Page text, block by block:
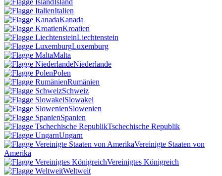
Island
Italien
Kanada
Kroatien
Liechtenstein
Luxemburg
Malta
Niederlande
Polen
Rumänien
Schweiz
Slowakei
Slowenien
Spanien
Tschechische Republik
Ungarn
Vereinigte Staaten von
Amerika
Vereinigtes Königreich
Weltweit